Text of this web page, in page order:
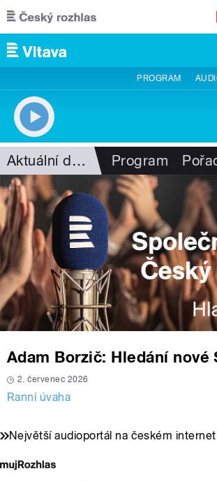
Přejít k hlavnímu obsahu
PROGRAM
Aktuální dění Program
Adam Borzič: Hledání nové
2. červenec 2026
Ranní úvaha
Největší audioportál na českém